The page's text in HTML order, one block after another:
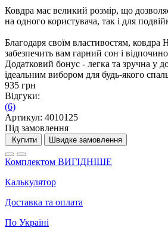
Ковдра має великий розмір, що
на одного користувача, так і для
Благодаря своїм властивостям, ковдра
забезпечить вам гарний сон і
Додатковий бонус - легка та зручна у
ідеальним вибором для будь-якого
935 грн
Відгуки:
(6)
Артикул: 4010125
Під замовлення
Купити Швидке замовлення
Комплектом ВИГІДНІШЕ
Калькулятор
Доставка та оплата
По Україні